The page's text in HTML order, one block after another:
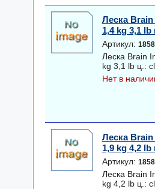
Леска Brain
1,4 kg 3,1 lb
Артикул:
Леска Brain
kg 3,1 lb ц.:
Нет в
Леска Brain
1,9 kg 4,2 lb
Артикул:
Леска Brain
kg 4,2 lb ц.: